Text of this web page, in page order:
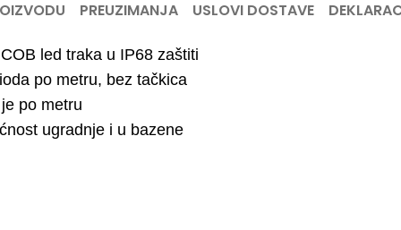
PREUZIMANJA USLOVI DOSTAVE
led traka u IP68 zaštiti
po metru, bez tačkica
po metru
ugradnje i u bazene